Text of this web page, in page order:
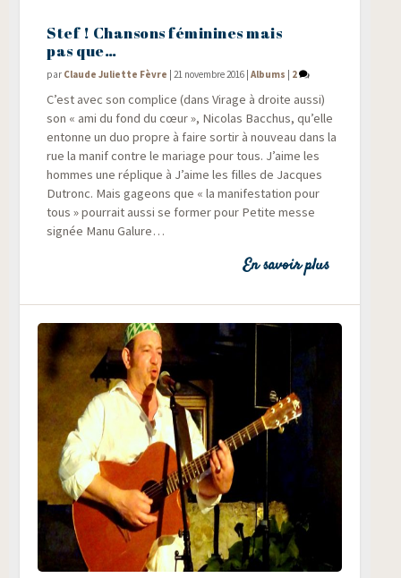
Stef ! Chansons féminines mais
pas que…
par Claude Juliette Fèvre |21 novembre 2016 |Albums 2
C’est avec son com­plice (dans Virage à droite aus­si)
son « ami du fond du cœur », Nico­las Bac­chus, qu’elle
entonne un duo propre à faire sor­tir à nou­veau dans la
rue la manif contre le mariage pour tous. J’aime les
hommes une réplique à J’aime les filles de Jacques
Dutronc. Mais gageons que « la mani­fes­ta­tion pour
tous » pour­rait aus­si se for­mer pour Petite messe
signée Manu Galure…
En savoir plus